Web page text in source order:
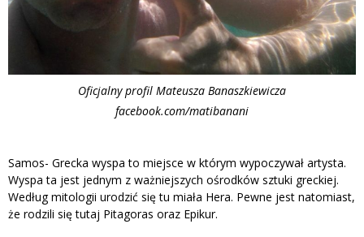
Oficjalny profil Mateusza Banaszkiewicza
facebook.com/matibanani
Samos- Grecka wyspa to miejsce w którym wypoczywał artysta.
Wyspa ta jest jednym z ważniejszych ośrodków sztuki greckiej.
Według mitologii urodzić się tu miała Hera. Pewne jest natomiast,
że rodzili się tutaj Pitagoras oraz Epikur.